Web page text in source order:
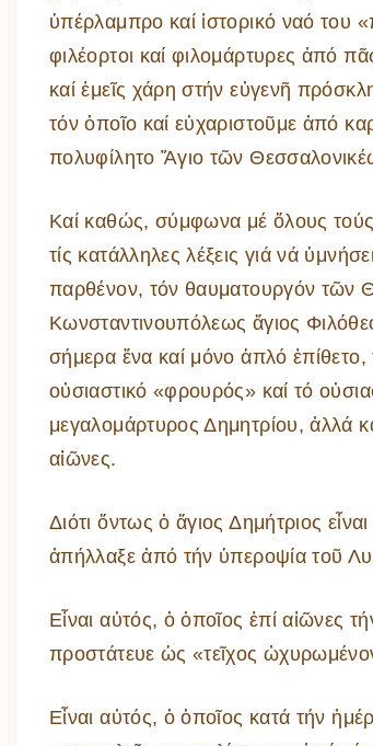
ὑπέρλαμπρο καί ἱστορικό ναό του
φιλέορτοι καί φιλομάρτυρες ἀπό
καί ἐμεῖς χάρη στήν εὐγενῆ
τόν ὁποῖο καί εὐχαριστοῦμε ἀπό
πολυφίλητο Ἅγιο τῶν
Καί καθώς, σύμφωνα μέ ὅλους τούς
τίς κατάλληλες λέξεις γιά νά
παρθένον, τόν θαυματουργόν τῶν
Κωνσταντινουπόλεως ἅγιος
σήμερα ἕνα καί μόνο ἁπλό ἐπίθετο,
οὐσιαστικό «φρουρός» καί τό
μεγαλομάρτυρος Δημητρίου, ἀλλά
αἰῶνες.
Διότι ὄντως ὁ ἅγιος Δημήτριος
ἀπήλλαξε ἀπό τήν ὑπεροψία τοῦ
Εἶναι αὐτός, ὁ ὁποῖος ἐπί αἰῶνες
προστάτευε ὡς «τεῖχος
Εἶναι αὐτός, ὁ ὁποῖος κατά τήν